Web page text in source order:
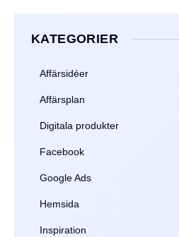
KATEGORIER
Affärsidéer
Affärsplan
Digitala produkter
Facebook
Google Ads
Hemsida
Inspiration